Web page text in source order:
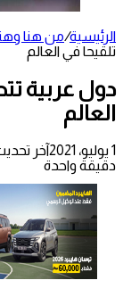
الرئيسية/من هنا
تلقيحا في العالم
دول عربية
العالم
1 يوليو، 2021
آخر تحديث: 1
دقيقة واحدة